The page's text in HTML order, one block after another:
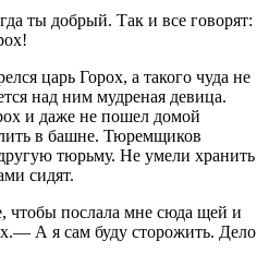
ты добрый. Так и все говорят:
царь Горох, а такого чуда не
над ним мудреная девица.
и даже не пошел домой
в башне. Тюремщиков
тюрьму. Не умели хранить
сидят.
послала мне сюда щей и
А я сам буду сторожить. Дело